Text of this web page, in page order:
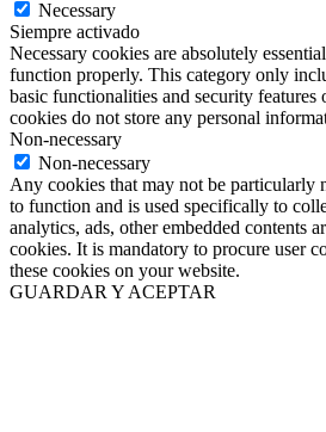
Necessary
Siempre activado
Necessary cookies are absolutely
function properly. This category only
basic functionalities and security features
cookies do not store any personal
Non-necessary
Non-necessary
Any cookies that may not be particularly
to function and is used specifically to
analytics, ads, other embedded contents
cookies. It is mandatory to procure user
these cookies on your website.
GUARDAR Y ACEPTAR